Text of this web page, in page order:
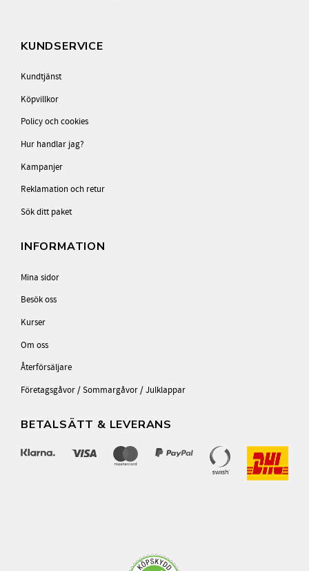
KUNDSERVICE
Kundtjänst
Köpvillkor
Policy och cookies
Hur handlar jag?
Kampanjer
Reklamation och retur
Sök ditt paket
INFORMATION
Mina sidor
Besök oss
Kurser
Om oss
Återförsäljare
Företagsgåvor / Sommargåvor / Julklappar
BETALSÄTT & LEVERANS